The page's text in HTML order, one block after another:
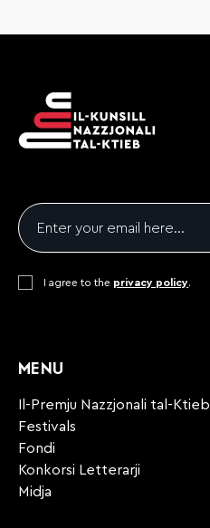
MENU
Il-Premju Nazzjonali tal-Ktieb
Festivals
Fondi
Konkorsi Letterarji
Midja
Email
Consent*
I agree to the privacy policy.